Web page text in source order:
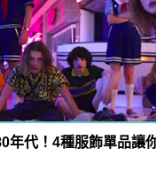
年代！4種服飾單品讓